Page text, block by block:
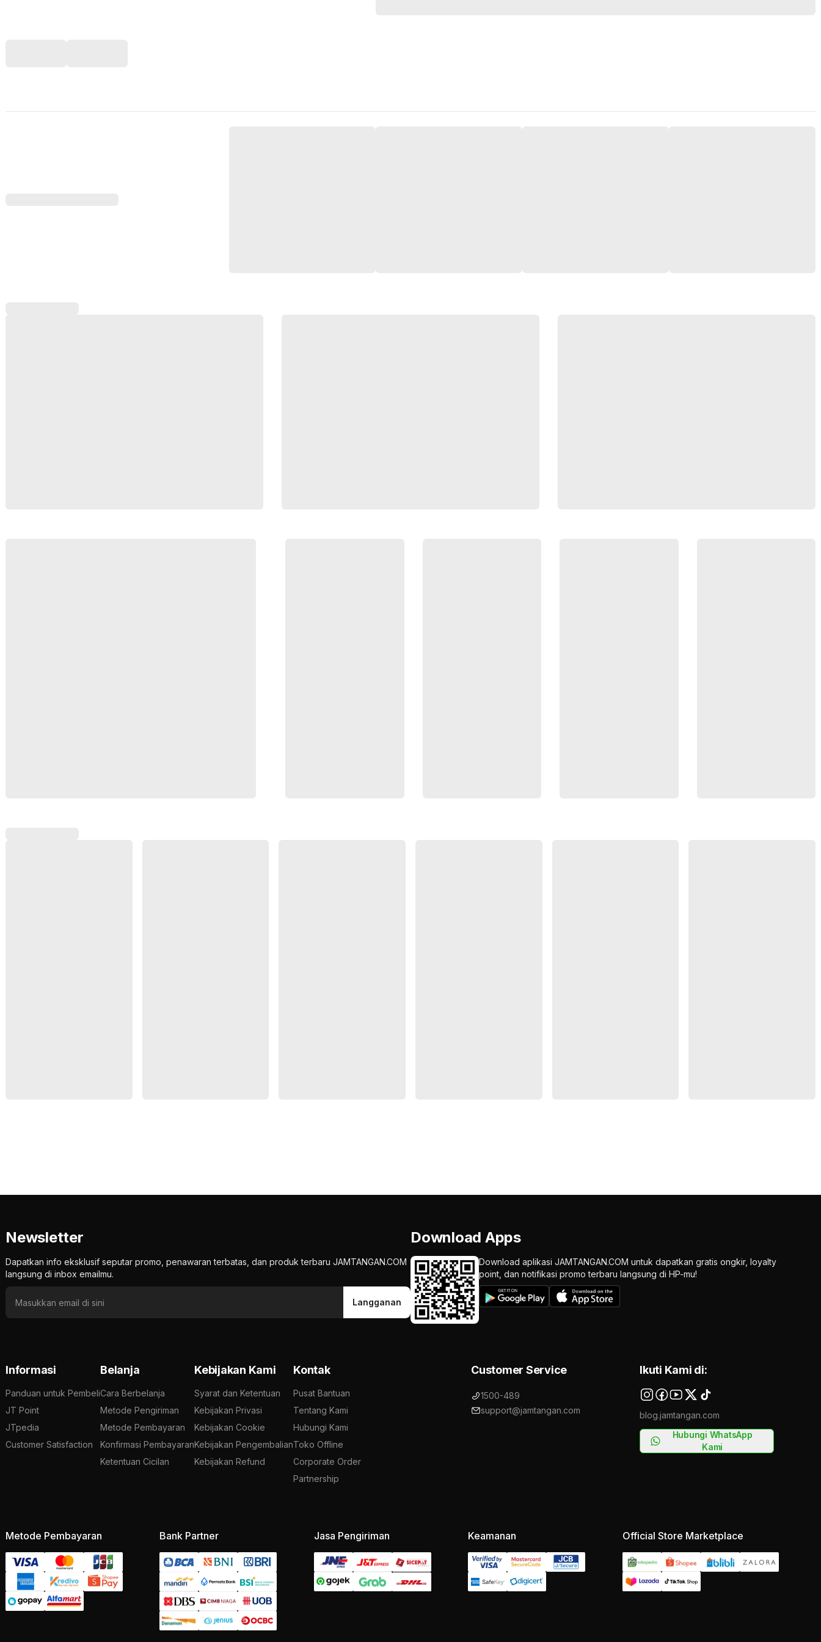
Newsletter
Dapatkan info eksklusif seputar promo, penawaran terbatas, dan produk terbaru JAMTANGAN.COM
langsung di inbox emailmu.
Langganan
Download Apps
Download aplikasi JAMTANGAN.COM untuk dapatkan gratis ongkir, loyalty
point, dan notifikasi promo terbaru langsung di HP-mu!
Informasi
Panduan untuk Pembeli
JT Point
JTpedia
Customer Satisfaction
Belanja
Cara Berbelanja
Metode Pengiriman
Metode Pembayaran
Konfirmasi Pembayaran
Ketentuan Cicilan
Kebijakan Kami
Syarat dan Ketentuan
Kebijakan Privasi
Kebijakan Cookie
Kebijakan Pengembalian
Kebijakan Refund
Kontak
Pusat Bantuan
Tentang Kami
Hubungi Kami
Toko Offline
Corporate Order
Partnership
Customer Service
1500-489
support@jamtangan.com
Ikuti Kami di:
blog.jamtangan.com
Hubungi WhatsApp
Kami
Metode Pembayaran Bank Partner Jasa Pengiriman Keamanan Official Store Marketplace